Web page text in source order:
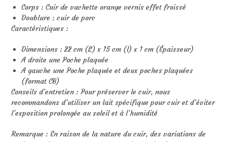
Corps : Cuir de vachette orange vernis effet froissé
Doublure : cuir de porc
Caractéristiques :
Dimensions : 22 cm (L) x 15 cm (l) x 1 cm (Épaisseur)
A droite une Poche plaquée
A gauche une Poche plaquée et deux poches plaquées
(format CB)
Conseils d’entretien : Pour préserver le cuir, nous
recommandons d’utiliser un lait spécifique pour cuir et d’éviter
l’exposition prolongée au soleil et à l’humidité
Remarque : En raison de la nature du cuir, des variations de